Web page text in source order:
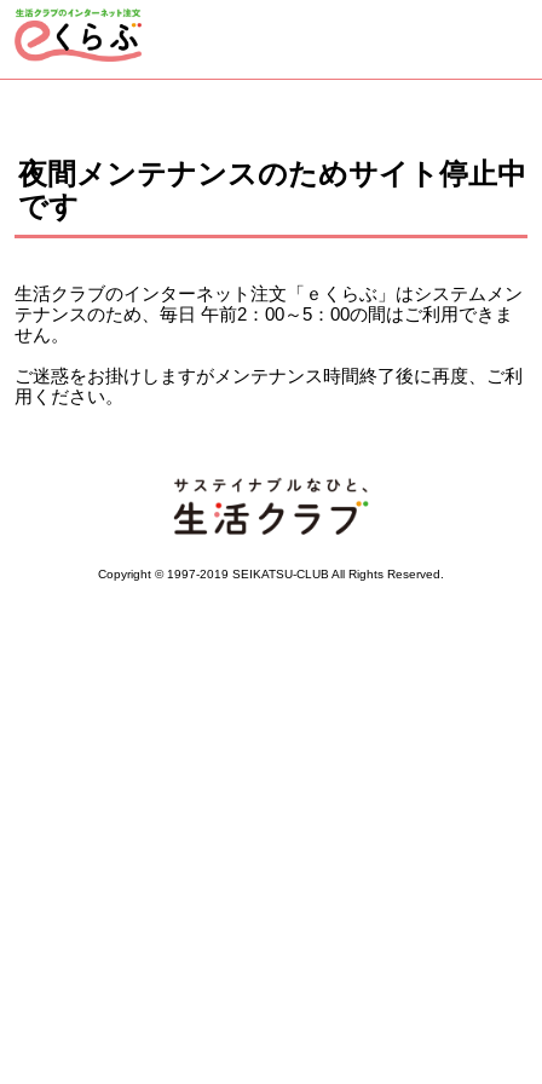
ページの先頭です。
夜間メンテナンスのためサイト停止中
です
生活クラブのインターネット注文「ｅくらぶ」はシステムメン
テナンスのため、毎日 午前2：00～5：00の間はご利用できま
せん。
ご迷惑をお掛けしますがメンテナンス時間終了後に再度、ご利
用ください。
Copyright © 1997-2019 SEIKATSU-CLUB All Rights Reserved.